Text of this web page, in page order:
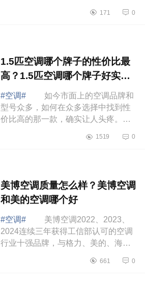
样？华凌超省电和美的酷省电哪个
171 0
1.5匹空调哪个牌子的性价比最
高？1.5匹空调哪个牌子好实惠
又耐用
#空调#
如今市面上的空调品牌和
型号众多，如何在众多选择中找到性
价比高的那一款，确实让人头疼。不
方面各有千秋，下面小编为大家介绍
1519 0
美博空调质量怎么样？美博空调
和美的空调哪个好
#空调#
美博空调2022、2023、
2024连续三年获得工信部认可的空调
行业十强品牌，与格力、美的、海
在同一舞台中央。下面小编为大家介
661 0